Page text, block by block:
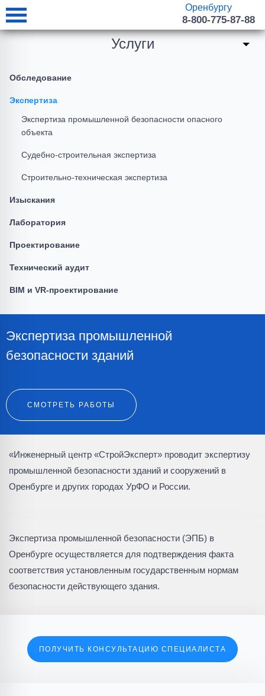
Оренбургу
8-800-775-87-88
Услуги
Обследование
Экспертиза
Экспертиза промышленной безопасности опасного
объекта
Судебно-строительная экспертиза
Строительно-техническая экспертиза
Изыскания
Лаборатория
Проектирование
Технический аудит
BIM и VR-проектирование
Экспертиза промышленной
безопасности зданий
СМОТРЕТЬ РАБОТЫ
«Инженерный центр «СтройЭксперт» проводит экспертизу
промышленной безопасности зданий и сооружений в
Оренбурге и других городах УрФО и России.
Экспертиза промышленной безопасности (ЭПБ) в
Оренбурге осуществляется для подтверждения факта
соответствия установленным государственным нормам
безопасности действующего здания.
ПОЛУЧИТЬ КОНСУЛЬТАЦИЮ СПЕЦИАЛИСТА